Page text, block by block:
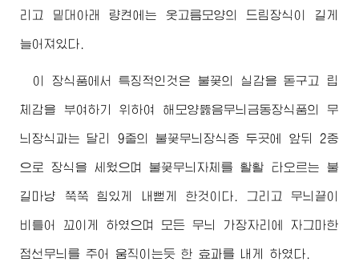
리고 밑대아래 량켠에는 옷고름모양의 드림장식이 길게
늘어져있다.
이 장식품에서 특징적인것은 불꽃의 실감을 돋구고 립
체감을 부여하기 위하여 해모양뚫음무늬금동장식품의 무
늬장식과는 달리 9줄의 불꽃무늬장식중 두곳에 앞뒤 2중
으로 장식을 세웠으며 불꽃무늬자체를 활활 타오르는 불
길마냥 쭉쭉 힘있게 내뻗게 한것이다. 그리고 무늬끝이
비틀어 꼬이게 하였으며 모든 무늬 가장자리에 자그마한
점선무늬를 주어 움직이는듯 한 효과를 내게 하였다.